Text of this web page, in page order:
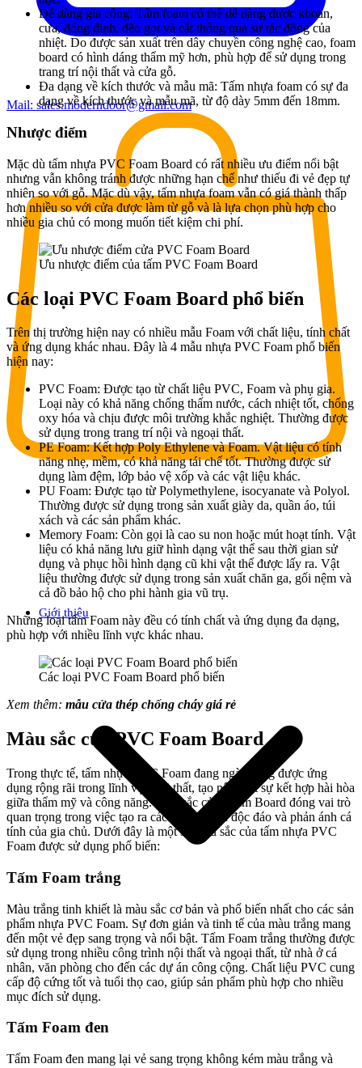
Mail: sales.moderndoor@gmail.com
Giới thiệu
Giới thiệu công ty
Dễ dàng gia công: Tấm foam có thể dễ dàng được khoan,
cưa, đóng đinh, đẽo gọt và cắt thông qua sự tác động của
nhiệt. Do được sản xuất trên dây chuyền công nghệ cao, foam
board có hình dáng thẩm mỹ hơn, phù hợp để sử dụng trong
trang trí nội thất và cửa gỗ.
Đa dạng về kích thước và mẫu mã: Tấm nhựa foam có sự đa
dạng về kích thước và mẫu mã, từ độ dày 5mm đến 18mm.
Nhược điểm
Mặc dù tấm nhựa PVC Foam Board có rất nhiều ưu điểm nổi bật
nhưng vẫn không tránh được những hạn chế như thiếu đi vẻ đẹp tự
nhiên so với gỗ. Mặc dù vậy, tấm nhựa foam vẫn có giá thành thấp
hơn nhiều so với cửa được làm từ gỗ và là lựa chọn phù hợp cho
nhiều gia chủ có mong muốn tiết kiệm chi phí.
Ưu nhược điểm của tấm PVC Foam Board
Các loại PVC Foam Board phổ biến
Trên thị trường hiện nay có nhiều mẫu Foam với chất liệu, tính chất
và ứng dụng khác nhau. Đây là 4 mẫu nhựa PVC Foam phổ biến
hiện nay:
PVC Foam: Được tạo từ chất liệu PVC, Foam và phụ gia.
Loại này có khả năng chống thấm nước, cách nhiệt tốt, chống
oxy hóa và chịu được môi trường khắc nghiệt. Thường được
sử dụng trong trang trí nội và ngoại thất.
PE Foam: Kết hợp Poly Ethylene và Foam. Vật liệu có tính
năng nhẹ, mềm, có khả năng tái chế tốt. Thường được sử
dụng làm đệm, lớp bảo vệ xốp và các vật liệu khác.
PU Foam: Được tạo từ Polymethylene, isocyanate và Polyol.
Thường được sử dụng trong sản xuất giày da, quần áo, túi
xách và các sản phẩm khác.
Memory Foam: Còn gọi là cao su non hoặc mút hoạt tính. Vật
liệu có khả năng lưu giữ hình dạng vật thể sau thời gian sử
dụng và phục hồi hình dạng cũ khi vật thể được lấy ra. Vật
liệu thường được sử dụng trong sản xuất chăn ga, gối nệm và
cả đồ bảo hộ cho phi hành gia vũ trụ.
Những loại tấm Foam này đều có tính chất và ứng dụng đa dạng,
phù hợp với nhiều lĩnh vực khác nhau.
Các loại PVC Foam Board phổ biến
Xem thêm: mẫu cửa thép chống cháy giá rẻ
Màu sắc của PVC Foam Board
Trong thực tế, tấm nhựa PVC Foam đang ngày càng được ứng
dụng rộng rãi trong lĩnh vực nội thất, tạo nên một sự kết hợp hài hòa
giữa thẩm mỹ và công năng. Màu sắc của Foam Board đóng vai trò
quan trọng trong việc tạo ra các không gian độc đáo và phản ánh cá
tính của gia chủ. Dưới đây là một số màu sắc của tấm nhựa PVC
Foam được sử dụng phổ biến:
Tấm Foam trắng
Màu trắng tinh khiết là màu sắc cơ bản và phổ biến nhất cho các sản
phẩm nhựa PVC Foam. Sự đơn giản và tinh tế của màu trắng mang
đến một vẻ đẹp sang trọng và nổi bật. Tấm Foam trắng thường được
sử dụng trong nhiều công trình nội thất và ngoại thất, từ nhà ở cá
nhân, văn phòng cho đến các dự án công cộng. Chất liệu PVC cung
cấp độ cứng tốt và tuổi thọ cao, giúp sản phẩm phù hợp cho nhiều
mục đích sử dụng.
Tấm Foam đen
Tấm Foam đen mang lại vẻ sang trọng không kém màu trắng và